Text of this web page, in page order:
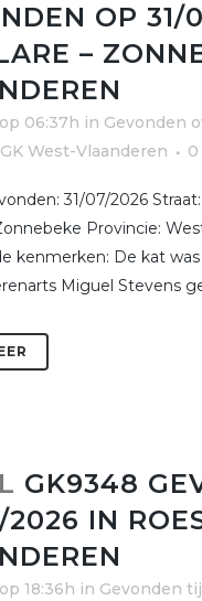
OP 31/
–
06:37h in Gevonden
GK West-Vlaanderen 0
31/07/2026
Provincie:
kenmerken: De kat
Miguel Stevens
GK9348
IN
18:36h in Gevonden